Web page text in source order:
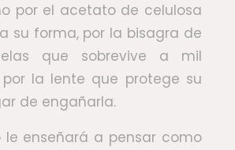
por el acetato de celulosa
su forma, por la bisagra de
que sobrevive a mil
la lente que protege su
de engañarla.
le enseñará a pensar como